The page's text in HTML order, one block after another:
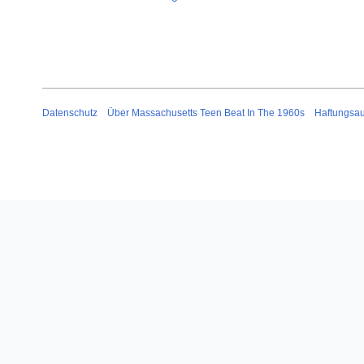
Datenschutz Über Massachusetts Teen Beat In The 1960s